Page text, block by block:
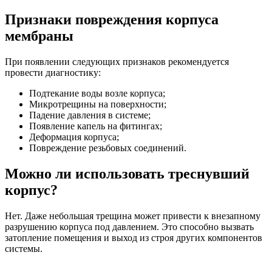
Признаки повреждения корпуса
мембраны
При появлении следующих признаков рекомендуется
провести диагностику:
Подтекание воды возле корпуса;
Микротрещины на поверхности;
Падение давления в системе;
Появление капель на фитингах;
Деформация корпуса;
Повреждение резьбовых соединений.
Можно ли использовать треснувший
корпус?
Нет. Даже небольшая трещина может привести к внезапному
разрушению корпуса под давлением. Это способно вызвать
затопление помещения и выход из строя других компонентов
системы.